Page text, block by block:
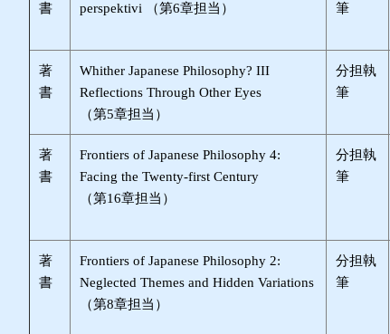
書
perspektivi （第6章担当）
筆
著
書
Whither Japanese Philosophy? III
Reflections Through Other Eyes
（第5章担当）
分担執
筆
著
書
Frontiers of Japanese Philosophy 4:
Facing the Twenty-first Century
（第16章担当）
分担執
筆
著
書
Frontiers of Japanese Philosophy 2:
Neglected Themes and Hidden Variations
（第8章担当）
分担執
筆